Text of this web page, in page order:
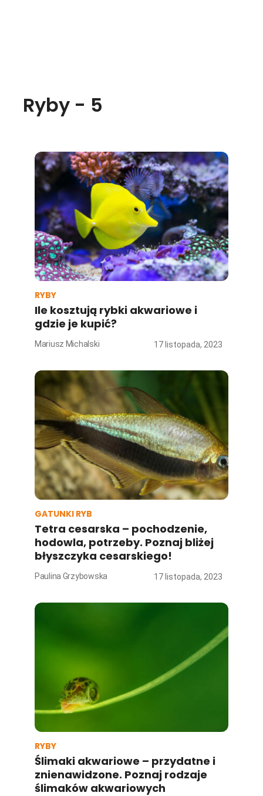
Ryby - 5
RYBY
Ile kosztują rybki akwariowe i
gdzie je kupić?
Mariusz Michalski 17 listopada, 2023
GATUNKI RYB
Tetra cesarska – pochodzenie,
hodowla, potrzeby. Poznaj bliżej
błyszczyka cesarskiego!
Paulina Grzybowska 17 listopada, 2023
RYBY
Ślimaki akwariowe – przydatne i
znienawidzone. Poznaj rodzaje
ślimaków akwariowych